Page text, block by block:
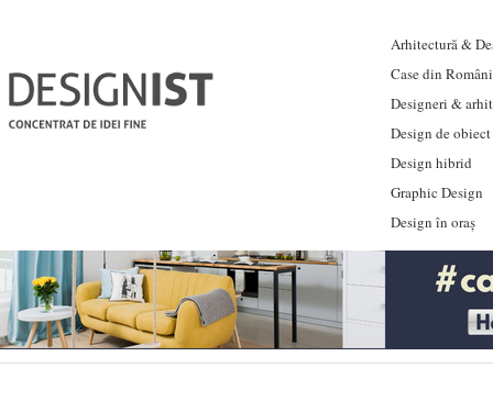
Arhitectură &
Case din
Designeri &
Design de obiect
Design hibrid
Graphic Design
Design în oraș